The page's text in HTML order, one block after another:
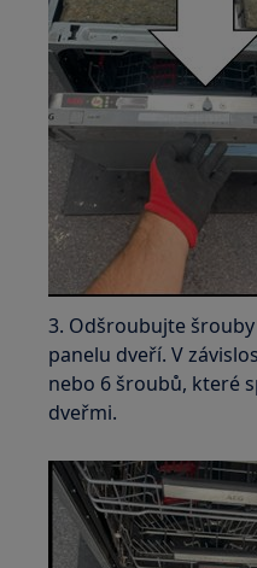
3. Odšroubujte
panelu dveří. V
nebo 6 šroubů, které
dveřmi.